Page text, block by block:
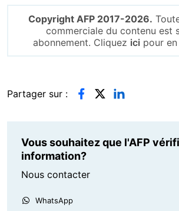
Copyright AFP 2017-2026.
commerciale du contenu est
abonnement. Cliquez ici pour
Partager sur :
Vous souhaitez que l'AFP
information?
Nous contacter
WhatsApp